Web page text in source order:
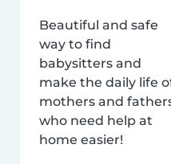
Beautiful and safe
way to find
babysitters and
make the daily life
mothers and
who need help at
home easier!